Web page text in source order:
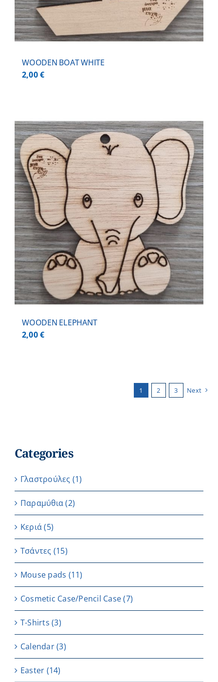
WOODEN BOAT WHITE
2,00€
WOODEN ELEPHANT
2,00€
1 2 3 Next
Categories
Γλαστρούλες (1)
Παραμύθια (2)
Κεριά (5)
Τσάντες (15)
Μouse pads (11)
Cosmetic Case/Pencil Case(7)
T-Shirts (3)
Calendar(3)
Easter (14)